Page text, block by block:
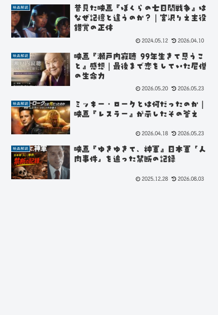
映画解読
昔見た映画『ぼくらの七日間戦争』は
なぜ記憶と違うのか？｜宮沢りえ主役
錯覚の正体
2024.05.12 2026.04.10
映画解読
映画『瀬戸内寂聴 99年生きて思うこ
と』感想｜最後まで恋をしていた尼僧
の生命力
2026.05.20 2026.05.23
映画解読
ミッキー・ロークとは何だったのか｜
映画『レスラー』が示したその答え
2026.04.18 2026.05.23
映画解読
映画『ゆきゆきて、神軍』日本軍「人
肉事件」を追った禁断の記録
2025.12.28 2026.08.03